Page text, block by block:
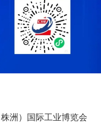
洲）国际工业博览会